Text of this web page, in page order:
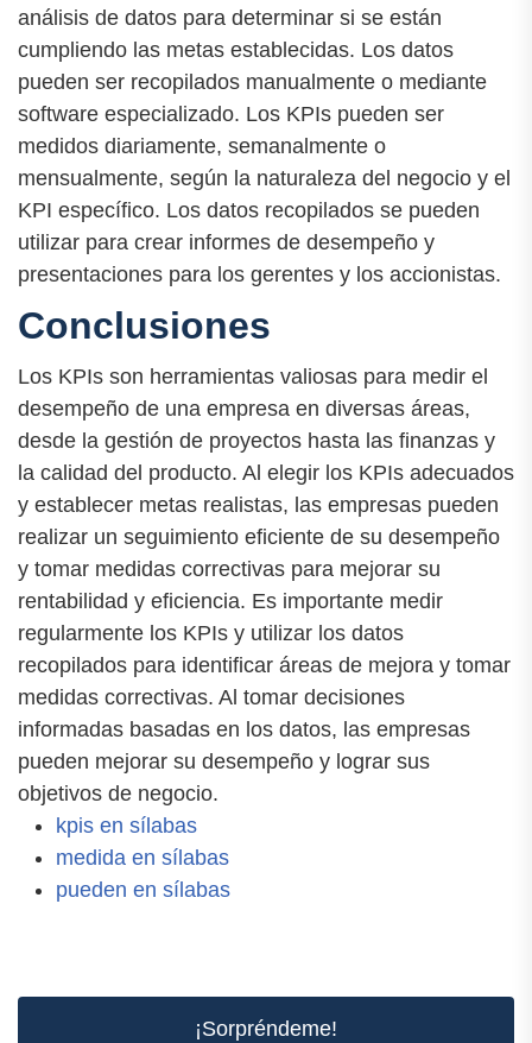
análisis de datos para determinar si se están
cumpliendo las metas establecidas. Los datos
pueden ser recopilados manualmente o mediante
software especializado. Los KPIs pueden ser
medidos diariamente, semanalmente o
mensualmente, según la naturaleza del negocio y el
KPI específico. Los datos recopilados se pueden
utilizar para crear informes de desempeño y
presentaciones para los gerentes y los accionistas.
Conclusiones
Los KPIs son herramientas valiosas para medir el
desempeño de una empresa en diversas áreas,
desde la gestión de proyectos hasta las finanzas y
la calidad del producto. Al elegir los KPIs adecuados
y establecer metas realistas, las empresas pueden
realizar un seguimiento eficiente de su desempeño
y tomar medidas correctivas para mejorar su
rentabilidad y eficiencia. Es importante medir
regularmente los KPIs y utilizar los datos
recopilados para identificar áreas de mejora y tomar
medidas correctivas. Al tomar decisiones
informadas basadas en los datos, las empresas
pueden mejorar su desempeño y lograr sus
objetivos de negocio.
kpis en sílabas
medida en sílabas
pueden en sílabas
¡Sorpréndeme!